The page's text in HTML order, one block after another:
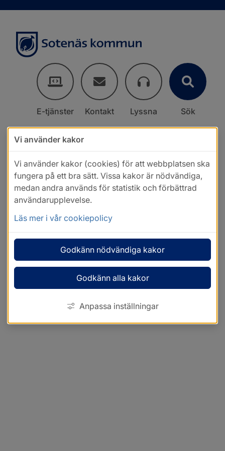
E-tjänster Kontakt Lyssna Sök
Vi använder kakor
Vi använder kakor (cookies) för att webbplatsen ska
fungera på ett bra sätt. Vissa kakor är nödvändiga,
medan andra används för statistik och förbättrad
användarupplevelse.
Läs mer i vår cookiepolicy
Godkänn nödvändiga kakor
Godkänn alla kakor
Anpassa inställningar